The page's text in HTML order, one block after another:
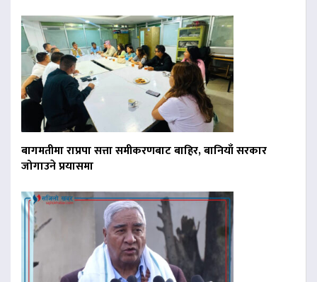
बागमतीमा राप्रपा सत्ता समीकरणबाट बाहिर, बानियाँ सरकार
जोगाउने प्रयासमा